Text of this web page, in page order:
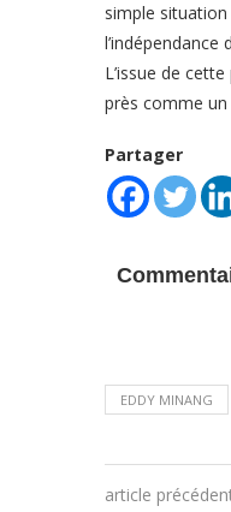
simple situation
L’issue de
près comme
Partager
EDDY MINANG
article